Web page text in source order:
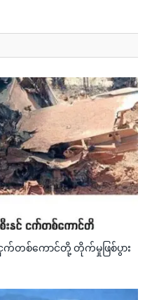
တစ်ကောင်တို့ တိုက်မှုဖြစ်ပွား